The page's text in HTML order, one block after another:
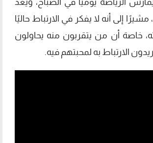
إلى أنه لا يفكر في الارتباط حاليًا
خاصة أن من يتقربون منه يحاولون
الارتباط به لمحبتهم فيه.